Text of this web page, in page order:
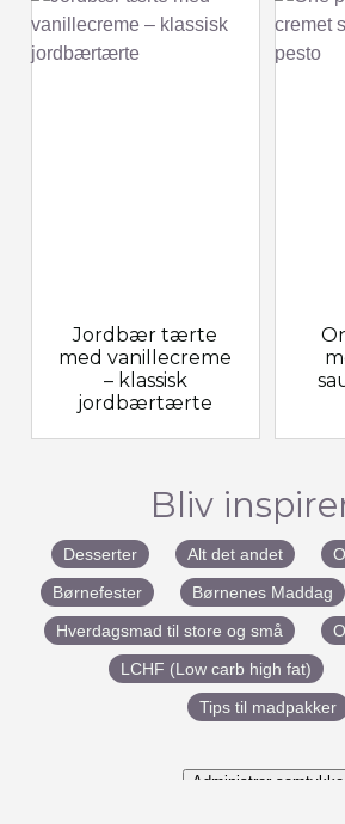
Jordbær tærte
med vanillecreme
– klassisk
jordbærtærte
Bliv
Desserter Alt det andet
Børnefester
Børnenes Maddag
Hverdagsmad til store og små
LCHF (Low carb high fat)
Tips til madpakker
Administrer samtykke